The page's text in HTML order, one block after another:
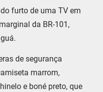
furto de uma TV em
da BR-101,
de segurança
marrom,
e boné preto, que